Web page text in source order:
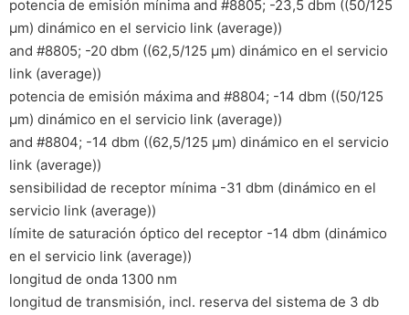
potencia de emisión mínima and #8805; -23,5 dbm ((50/125
µm) dinámico en el servicio link (average))
and #8805; -20 dbm ((62,5/125 µm) dinámico en el servicio
link (average))
potencia de emisión máxima and #8804; -14 dbm ((50/125
µm) dinámico en el servicio link (average))
and #8804; -14 dbm ((62,5/125 µm) dinámico en el servicio
link (average))
sensibilidad de receptor mínima -31 dbm (dinámico en el
servicio link (average))
límite de saturación óptico del receptor -14 dbm (dinámico
en el servicio link (average))
longitud de onda 1300 nm
longitud de transmisión, incl. reserva del sistema de 3 db